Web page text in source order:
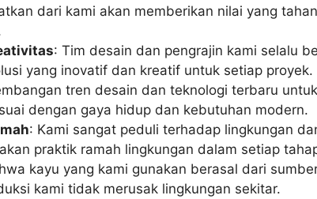
dari kami akan memberikan nilai yang
: Tim desain dan pengrajin kami selalu
yang inovatif dan kreatif untuk setiap proyek.
tren desain dan teknologi terbaru
dengan gaya hidup dan kebutuhan modern.
: Kami sangat peduli terhadap lingkungan
praktik ramah lingkungan dalam setiap
kayu yang kami gunakan berasal dari
kami tidak merusak lingkungan sekitar.